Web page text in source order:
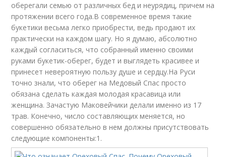
оберегали семью от различных бед и неурядиц, причем на
протяжении всего года.В современное время такие
букетики весьма легко приобрести, ведь продают их
практически на каждом шагу. Но я думаю, абсолютно
каждый согласиться, что собранный именно своими
руками букетик-оберег, будет и выглядеть красивее и
принесет невероятную пользу душе и сердцу.На Руси
точно знали, что оберег на Медовый Спас просто
обязана сделать каждая молодая красавица или
женщина. Зачастую Маковейчики делали именно из 17
трав. Конечно, число составляющих меняется, но
совершенно обязательно в нем должны присутствовать
следующие компоненты:1.